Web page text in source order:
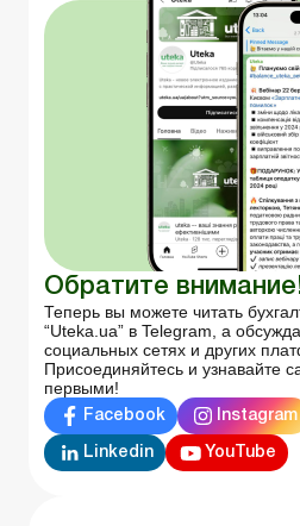
Обратите
Теперь вы можете читать
“Uteka.ua” в Telegram, а
социальных сетях и других
Присоединяйтесь и узнавайте
первыми!
Facebook Instagram
Linkedin YouTube